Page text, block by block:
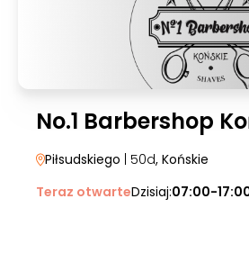
No.1 Barbershop
Piłsudskiego | 50d, Końskie
Teraz otwarteDzisiaj:07:00-